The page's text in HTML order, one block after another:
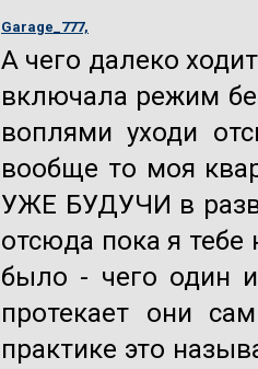
Garage_777,
А чего далеко
включала режим
воплями уходи
вообще то моя
УЖЕ БУДУЧИ в
отсюда пока я
было - чего один
протекает они
практике это